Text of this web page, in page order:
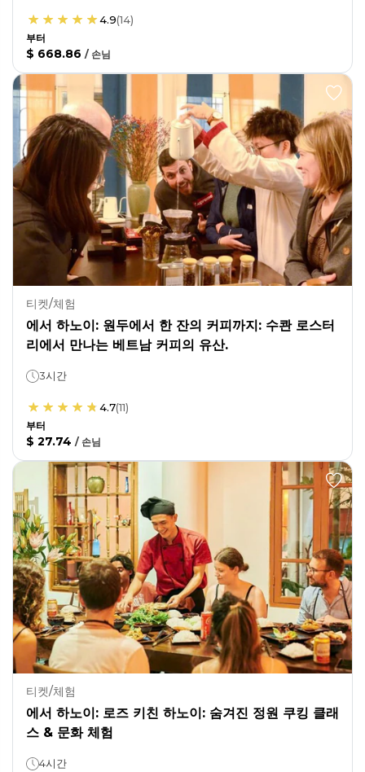
4.9(14)
부터
$ 668.86 / 손님
티켓/체험
에서 하노이: 원두에서 한 잔의 커피까지: 수콴 로스터
리에서 만나는 베트남 커피의 유산.
3시간
4.7(11)
부터
$ 27.74 / 손님
티켓/체험
에서 하노이: 로즈 키친 하노이: 숨겨진 정원 쿠킹 클래
스 & 문화 체험
4시간